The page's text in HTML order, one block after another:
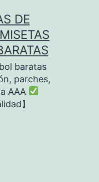
DE
baratas
parches,
AAA
】